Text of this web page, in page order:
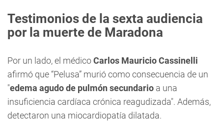
Testimonios de la sexta audiencia
por la muerte de Maradona
Por un lado, el médicoCarlos Mauricio Cassinelli
afirmó que “Pelusa” murió como consecuencia de un
"edema agudo de pulmón secundario a una
insuficiencia cardíaca crónica reagudizada". Además,
detectaron una miocardiopatía dilatada.